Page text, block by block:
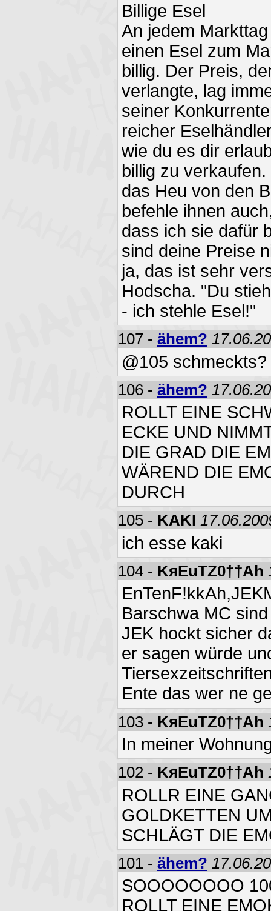
Billige Esel
An jedem
einen Esel zum
billig. Der Preis,
verlangte, lag
seiner
reicher
wie du es dir
billig zu
das Heu von den
befehle ihnen
dass ich sie dafür
sind deine Preise
ja, das ist sehr
Hodscha. "Du
- ich stehle Esel!"
107 - ähem?
@105 schmeckts?
106 - ähem?
ROLLT EINE
ECKE UND
DIE GRAD DIE
WÄREND DIE
DURCH
105 - KAKI
ich esse kaki
104 - KяEuTZ0††Ah
Barschwa MC
JEK hockt sicher
er sagen würde
Ente das wer ne
103 - KяEuTZ0††Ah
In meiner
102 - KяEuTZ0††Ah
ROLLR EINE
GOLDKETTEN
SCHLÄGT DIE
101 - ähem?
SOOOOOOOO
ROLLT EINE